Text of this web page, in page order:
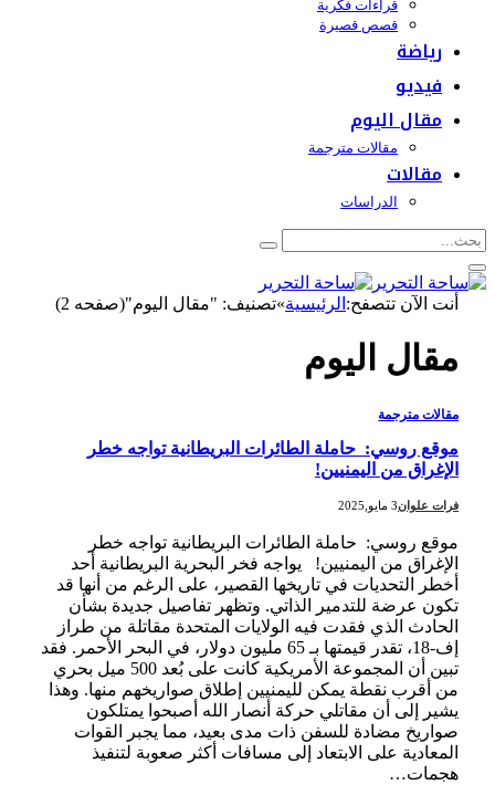
قراءات فكرية
قصص قصيرة
رياضة
فيديو
مقال اليوم
مقالات مترجمة
مقالات
الدراسات
أنت الآن تتصفح:الرئيسية»تصنيف: "مقال اليوم"(صفحه 2)
مقال اليوم
مقالات مترجمة
موقع روسي: حاملة الطائرات البريطانية تواجه خطر
الإغراق من اليمنيين!
فرات علوان 3 مايو,2025
موقع روسي: حاملة الطائرات البريطانية تواجه خطر
الإغراق من اليمنيين! يواجه فخر البحرية البريطانية أحد
أخطر التحديات في تاريخها القصير، على الرغم من أنها قد
تكون عرضة للتدمير الذاتي. وتظهر تفاصيل جديدة بشأن
الحادث الذي فقدت فيه الولايات المتحدة مقاتلة من طراز
إف-18، تقدر قيمتها بـ 65 مليون دولار، في البحر الأحمر. فقد
تبين أن المجموعة الأمريكية كانت على بُعد 500 ميل بحري
من أقرب نقطة يمكن لليمنيين إطلاق صواريخهم منها. وهذا
يشير إلى أن مقاتلي حركة أنصار الله أصبحوا يمتلكون
صواريخ مضادة للسفن ذات مدى بعيد، مما يجبر القوات
المعادية على الابتعاد إلى مسافات أكثر صعوبة لتنفيذ
هجمات…